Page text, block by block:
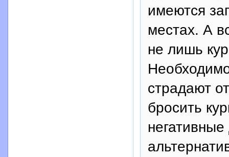
имеются
местах. А
не лишь
страдают
бросить
негативные